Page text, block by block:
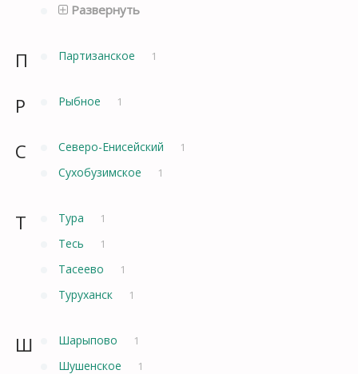
Развернуть
П Партизанское 1
Р Рыбное 1
С Северо-Енисейский 1
Сухобузимское 1
Т Тура 1
Тесь 1
Тасеево 1
Туруханск 1
Ш Шарыпово 1
Шушенское 1